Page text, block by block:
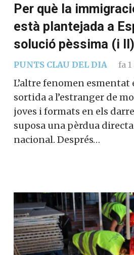
Per què la
està plantejada a
solució pèssima (i II)
PUNTS CLAU DEL DIA fa
L’altre fenomen esmentat
sortida a l’estranger de
joves i formats en els
suposa una pèrdua
nacional. Després…